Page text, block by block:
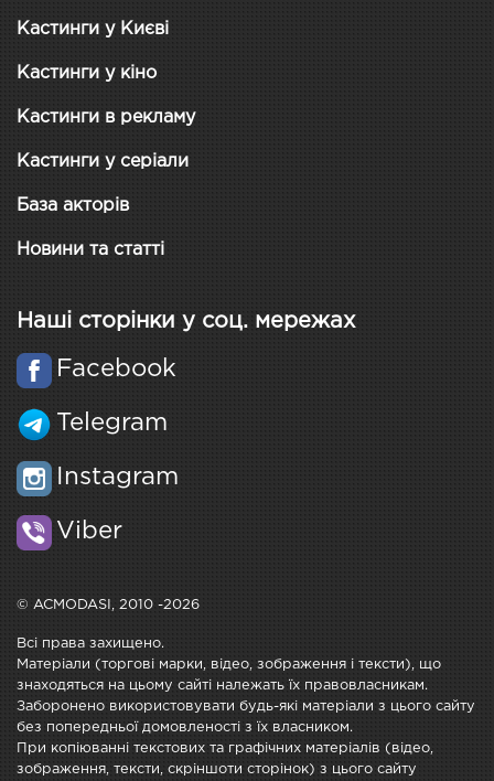
Кастинги у Києві
Кастинги у кіно
Кастинги в рекламу
Кастинги у серіали
База акторів
Новини та статті
Наші сторінки у соц. мережах
Facebook
Telegram
Instagram
Viber
© ACMODASI, 2010 -2026
Всі права захищено.
Матеріали (торгові марки, відео, зображення і тексти), що
знаходяться на цьому сайті належать їх правовласникам.
Заборонено використовувати будь-які матеріали з цього сайту
без попередньої домовленості з їх власником.
При копіюванні текстових та графічних матеріалів (відео,
зображення, тексти, скріншоти сторінок) з цього сайту